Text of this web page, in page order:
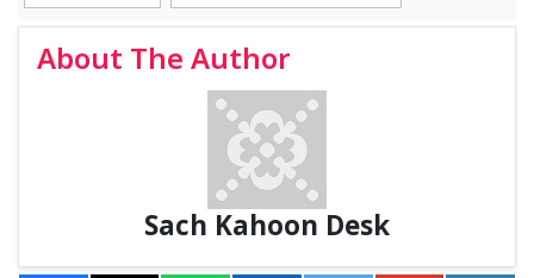
About The Author
Sach Kahoon Desk